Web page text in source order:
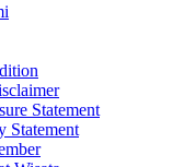
Statement
Statement